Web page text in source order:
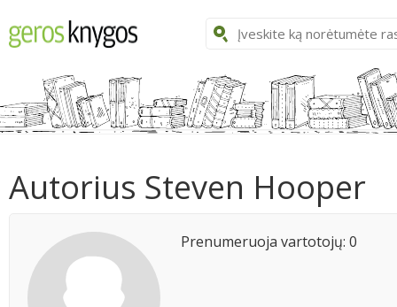
Autorius Steven Hooper
Prenumeruoja vartotojų: 0